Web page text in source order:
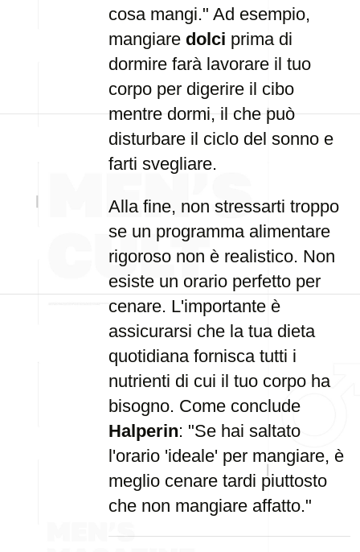
cosa mangi." Ad esempio,
mangiare dolci prima di
dormire farà lavorare il tuo
corpo per digerire il cibo
mentre dormi, il che può
disturbare il ciclo del sonno e
farti svegliare.
Alla fine, non stressarti troppo
se un programma alimentare
rigoroso non è realistico. Non
esiste un orario perfetto per
cenare. L'importante è
assicurarsi che la tua dieta
quotidiana fornisca tutti i
nutrienti di cui il tuo corpo ha
bisogno. Come conclude
Halperin: "Se hai saltato
l'orario 'ideale' per mangiare, è
meglio cenare tardi piuttosto
che non mangiare affatto."